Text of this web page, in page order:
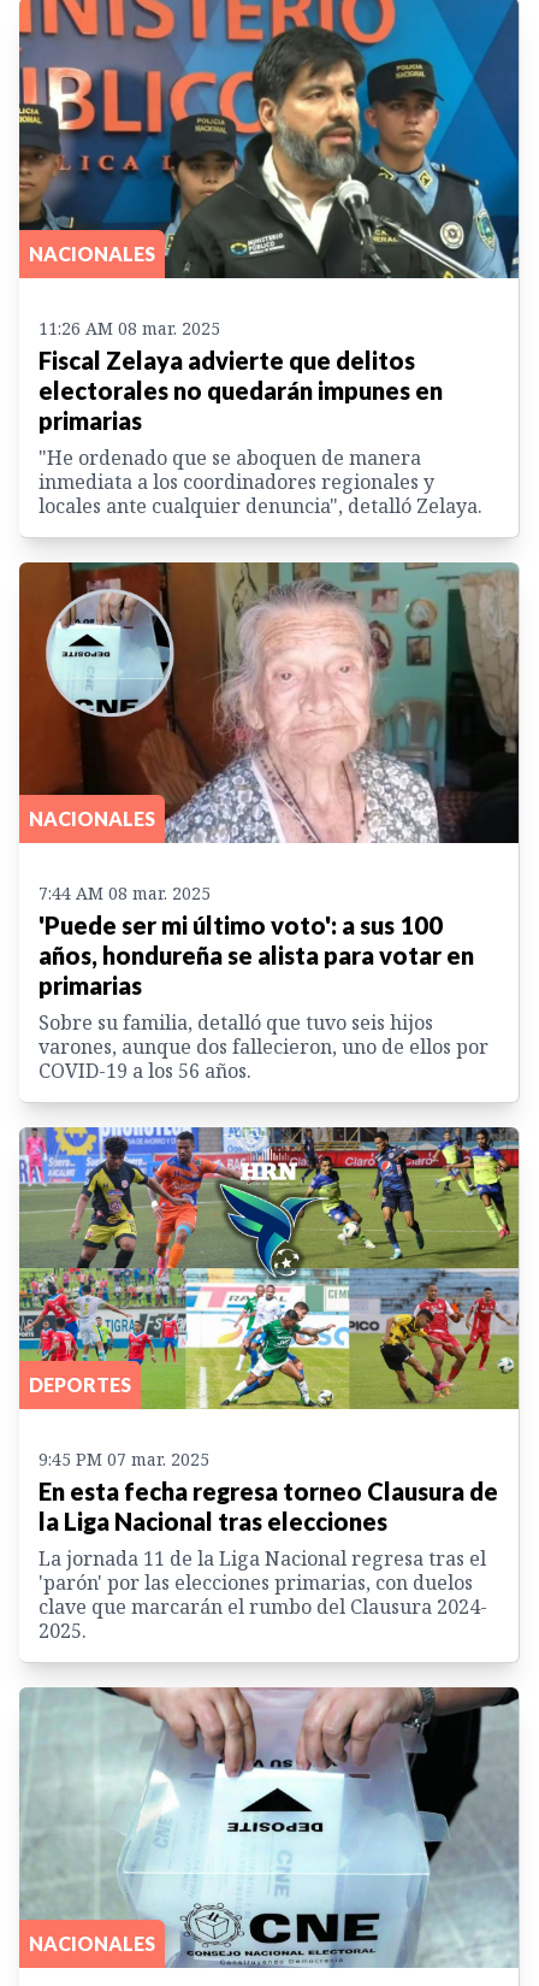
NACIONALES
11:26 AM 08 mar. 2025
Fiscal Zelaya advierte que delitos
electorales no quedarán impunes en
primarias
"He ordenado que se aboquen de manera
inmediata a los coordinadores regionales y
locales ante cualquier denuncia", detalló Zelaya.
NACIONALES
7:44 AM 08 mar. 2025
'Puede ser mi último voto': a sus 100
años, hondureña se alista para votar en
primarias
Sobre su familia, detalló que tuvo seis hijos
varones, aunque dos fallecieron, uno de ellos por
COVID-19 a los 56 años.
DEPORTES
9:45 PM 07 mar. 2025
En esta fecha regresa torneo Clausura de
la Liga Nacional tras elecciones
La jornada 11 de la Liga Nacional regresa tras el
'parón' por las elecciones primarias, con duelos
clave que marcarán el rumbo del Clausura 2024-
2025.
NACIONALES